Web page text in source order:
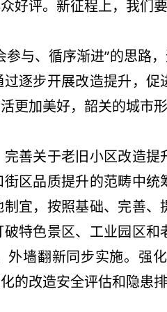
好评。新征程上，我
、循序渐进”的思路
逐步开展改造提升，
活更加美好，韶关的城
关于老旧小区改造提
区品质提升的范畴中
宜，按照基础、完善
特色景区、工业园区
墙翻新同步实施。强
的改造安全评估和隐